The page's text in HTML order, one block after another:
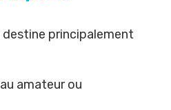
principalement
amateur ou